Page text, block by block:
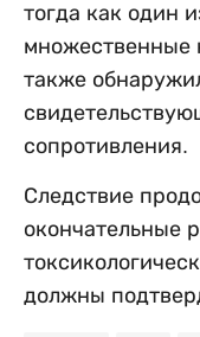
тогда как один
множественные
также
сопротивления.
Следствие
окончательные
должны